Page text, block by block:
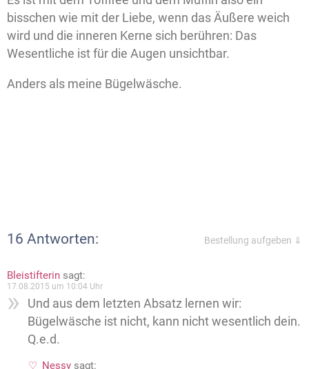
bisschen wie mit der Liebe, wenn das Äußere weich
wird und die inneren Kerne sich berühren: Das
Wesentliche ist für die Augen unsichtbar.
Anders als meine Bügelwäsche.
16 Antworten: Bestellung aufgeben ⇓
Bleistifterin sagt:
17.08.2015 um 10:04 Uhr
Und aus dem letzten Absatz lernen wir:
Bügelwäsche ist nicht, kann nicht wesentlich dein.
Q.e.d.
Nessy sagt: